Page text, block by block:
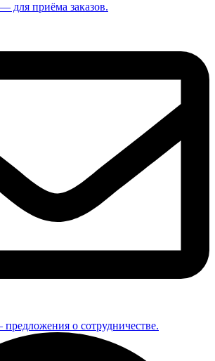
для приёма заказов.
о сотрудничестве.